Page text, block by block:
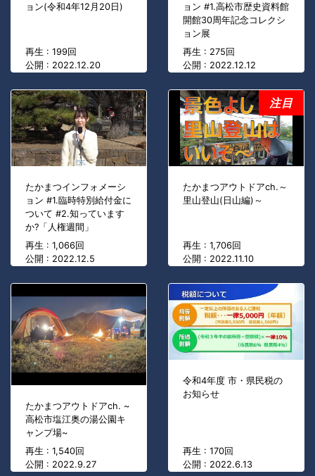
ョン(令和4年12月20日)
再生 : 199回
公開 : 2022.12.20
ョン #1.高松市歴史資料館
開館30周年記念コレクシ
ョン展
再生 : 275回
公開 : 2022.12.12
たかまつインフォメーシ
ョン #1.臨時特別給付金に
ついて #2.知っています
か?「人権週間」
再生 : 1,066回
公開 : 2022.12.5
たかまつアウトドアch.～
里山登山(日山編)～
再生 : 1,706回
公開 : 2022.11.10
注目
たかまつアウトドアch. ~
高松市塩江奥の湯公園キ
ャンプ場~
再生 : 1,540回
公開 : 2022.9.27
令和4年度 市・県民税の
お知らせ
再生 : 170回
公開 : 2022.6.13